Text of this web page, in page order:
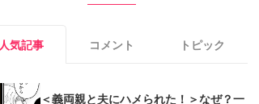
人気記事 コメント トピック
＜義両親と夫にハメられた！＞なぜ？一